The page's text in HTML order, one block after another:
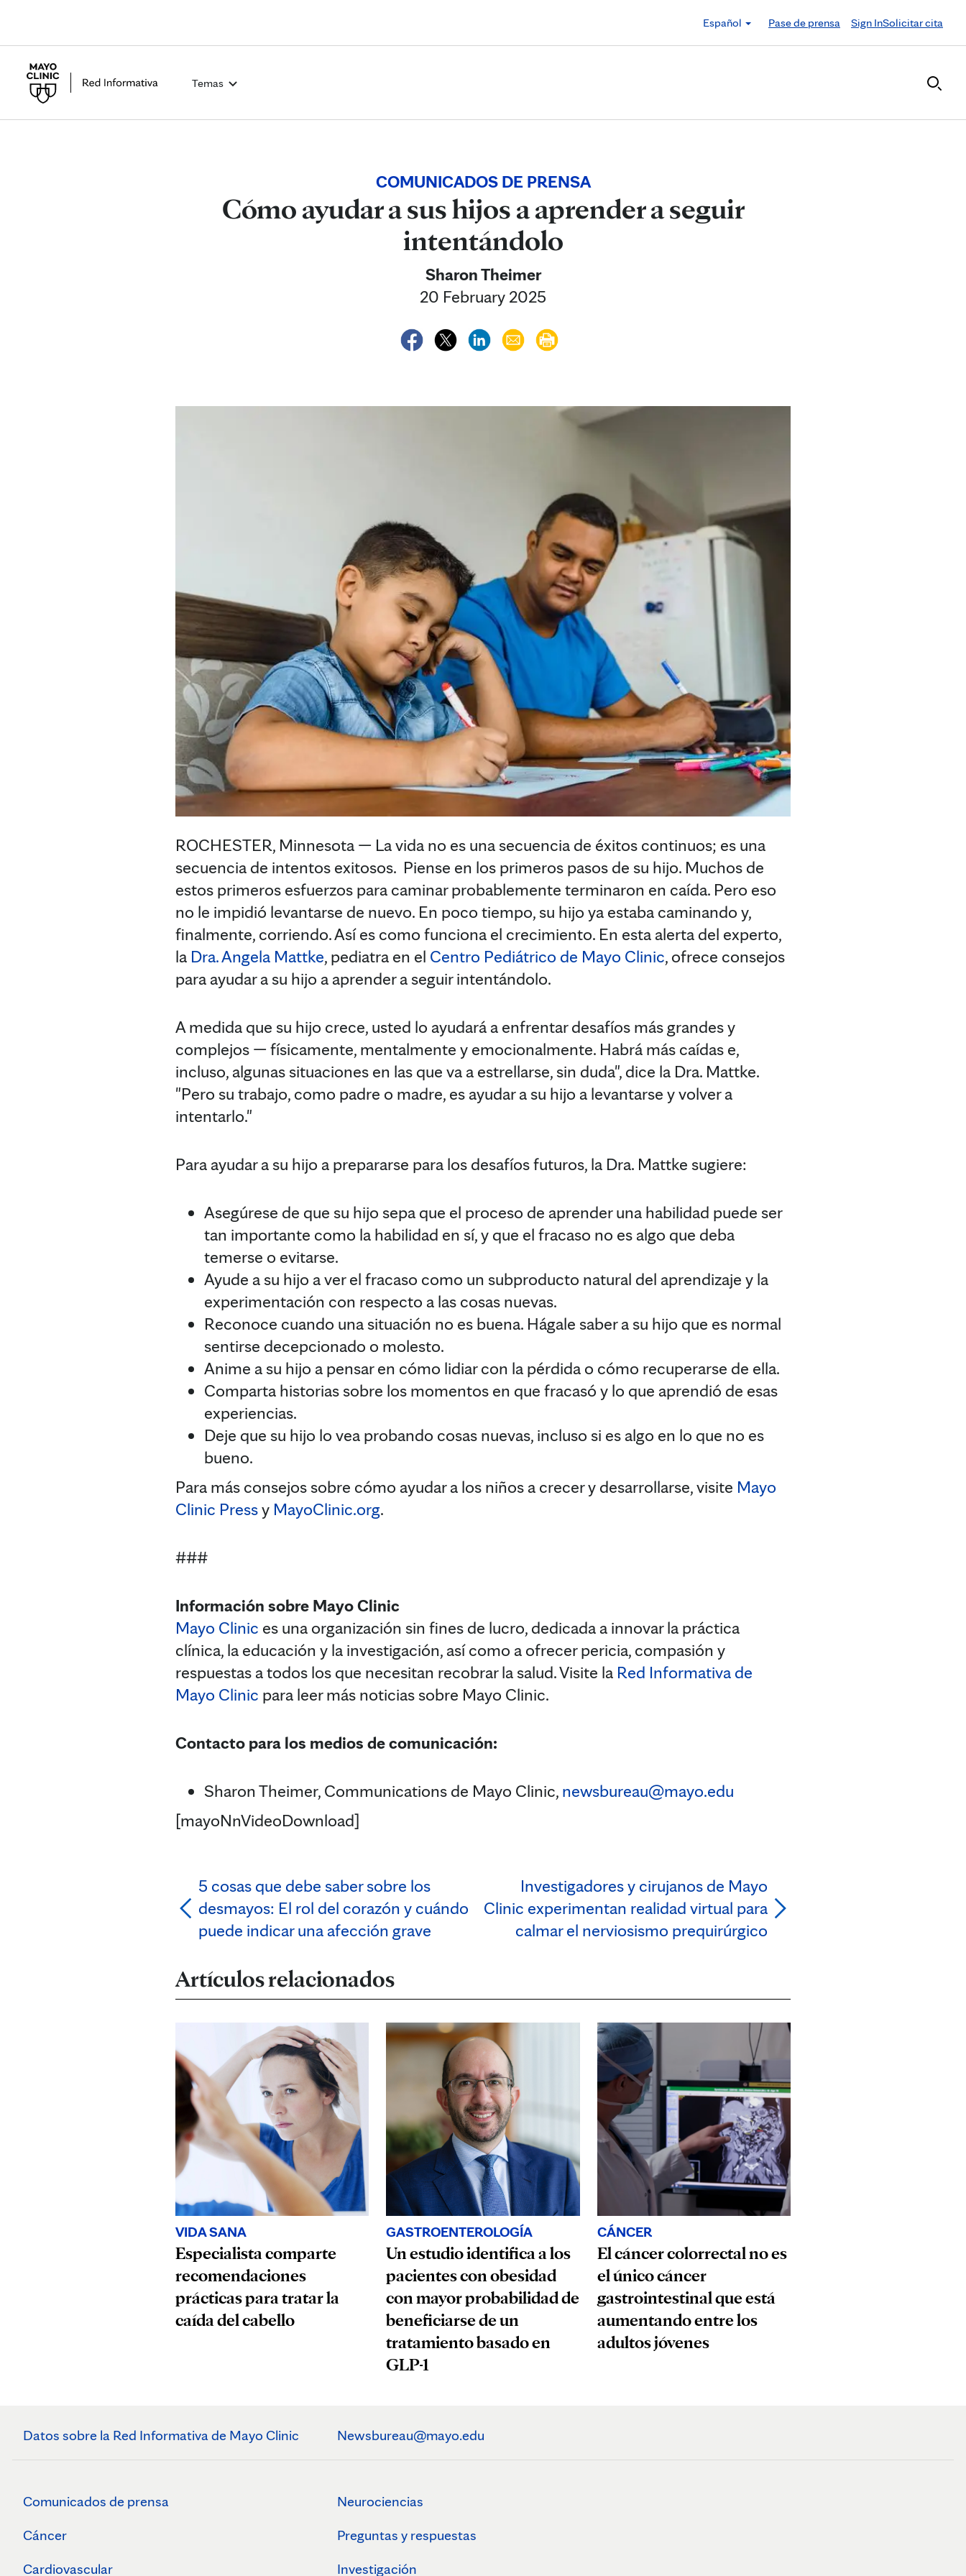
Español
Pase de prensa Sign InSolicitar cita
Temas
COMUNICADOS DE PRENSA
Cómo ayudar a sus hijos a aprender a seguir
intentándolo
Sharon Theimer
20 February 2025
ROCHESTER, Minnesota — La vida no es una secuencia de éxitos continuos; es una
secuencia de intentos exitosos. Piense en los primeros pasos de su hijo. Muchos de
estos primeros esfuerzos para caminar probablemente terminaron en caída. Pero eso
no le impidió levantarse de nuevo. En poco tiempo, su hijo ya estaba caminando y,
finalmente, corriendo. Así es como funciona el crecimiento. En esta alerta del experto,
la Dra. Angela Mattke, pediatra en el Centro Pediátrico de Mayo Clinic, ofrece consejos
para ayudar a su hijo a aprender a seguir intentándolo.
A medida que su hijo crece, usted lo ayudará a enfrentar desafíos más grandes y
complejos — físicamente, mentalmente y emocionalmente. Habrá más caídas e,
incluso, algunas situaciones en las que va a estrellarse, sin duda", dice la Dra. Mattke.
"Pero su trabajo, como padre o madre, es ayudar a su hijo a levantarse y volver a
intentarlo."
Para ayudar a su hijo a prepararse para los desafíos futuros, la Dra. Mattke sugiere:
Asegúrese de que su hijo sepa que el proceso de aprender una habilidad puede ser
tan importante como la habilidad en sí, y que el fracaso no es algo que deba
temerse o evitarse.
Ayude a su hijo a ver el fracaso como un subproducto natural del aprendizaje y la
experimentación con respecto a las cosas nuevas.
Reconoce cuando una situación no es buena. Hágale saber a su hijo que es normal
sentirse decepcionado o molesto.
Anime a su hijo a pensar en cómo lidiar con la pérdida o cómo recuperarse de ella.
Comparta historias sobre los momentos en que fracasó y lo que aprendió de esas
experiencias.
Deje que su hijo lo vea probando cosas nuevas, incluso si es algo en lo que no es
bueno.
Para más consejos sobre cómo ayudar a los niños a crecer y desarrollarse, visite Mayo
Clinic Pressy MayoClinic.org.
###
Información sobre Mayo Clinic
Mayo Clinic es una organización sin fines de lucro, dedicada a innovar la práctica
clínica, la educación y la investigación, así como a ofrecer pericia, compasión y
respuestas a todos los que necesitan recobrar la salud. Visite la Red Informativa de
Mayo Clinic para leer más noticias sobre Mayo Clinic.
Contacto para los medios de comunicación:
Sharon Theimer, Communications de Mayo Clinic, newsbureau@mayo.edu
[mayoNnVideoDownload]
5 cosas que debe saber sobre los
desmayos: El rol del corazón y cuándo
puede indicar una afección grave
Investigadores y cirujanos de Mayo
Clinic experimentan realidad virtual para
calmar el nerviosismo prequirúrgico
Artículos relacionados
VIDA SANA
Especialista comparte
recomendaciones
prácticas para tratar la
caída del cabello
GASTROENTEROLOGÍA
Un estudio identifica a los
pacientes con obesidad
con mayor probabilidad de
beneficiarse de un
tratamiento basado en
GLP-1
CÁNCER
El cáncer colorrectal no es
el único cáncer
gastrointestinal que está
aumentando entre los
adultos jóvenes
Datos sobre la Red Informativa de Mayo Clinic Newsbureau@mayo.edu
Comunicados de prensa
Cáncer
Cardiovascular
Neurociencias
Preguntas y respuestas
Investigación